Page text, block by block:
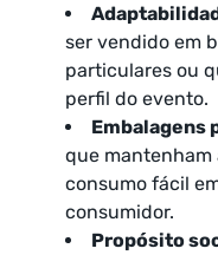
ser vendido em
particulares ou
perfil do evento.
Embalagens
que mantenham
consumo fácil
consumidor.
Propósito